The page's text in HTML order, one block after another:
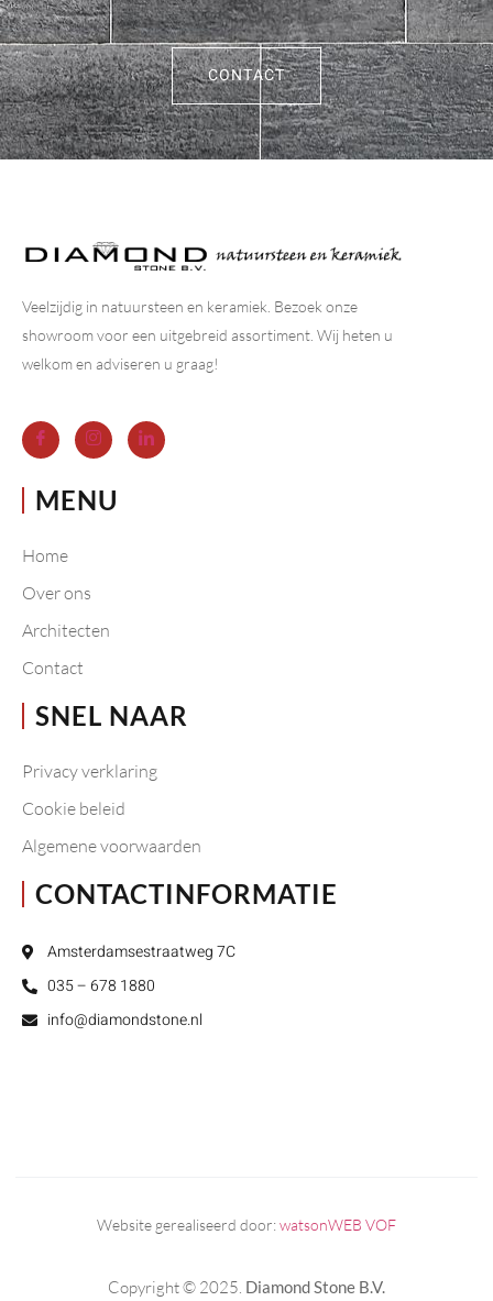
CONTACT
Veelzijdig in natuursteen en keramiek. Bezoek onze
showroom voor een uitgebreid assortiment. Wij heten u
welkom en adviseren u graag!
MENU
Home
Over ons
Architecten
Contact
SNEL NAAR
Privacy verklaring
Cookie beleid
Algemene voorwaarden
CONTACTINFORMATIE
Amsterdamsestraatweg 7C
035 – 678 1880
info@diamondstone.nl
Website gerealiseerd door:watsonWEB VOF
Copyright © 2025. Diamond Stone B.V.